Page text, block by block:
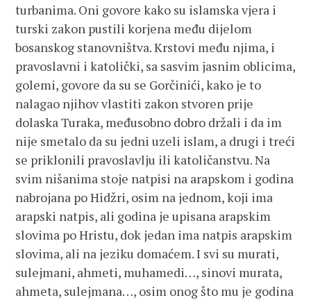
turbanima. Oni govore kako su islamska vjera i
turski zakon pustili korjena među dijelom
bosanskog stanovništva. Krstovi među njima, i
pravoslavni i katolički, sa sasvim jasnim oblicima,
golemi, govore da su se Gorčinići, kako je to
nalagao njihov vlastiti zakon stvoren prije
dolaska Turaka, međusobno dobro držali i da im
nije smetalo da su jedni uzeli islam, a drugi i treći
se priklonili pravoslavlju ili katoličanstvu. Na
svim nišanima stoje natpisi na arapskom i godina
nabrojana po Hidžri, osim na jednom, koji ima
arapski natpis, ali godina je upisana arapskim
slovima po Hristu, dok jedan ima natpis arapskim
slovima, ali na jeziku domaćem. I svi su murati,
sulejmani, ahmeti, muhamedi…, sinovi murata,
ahmeta, sulejmana…, osim onog što mu je godina